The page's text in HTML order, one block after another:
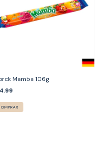
Mamba 106g